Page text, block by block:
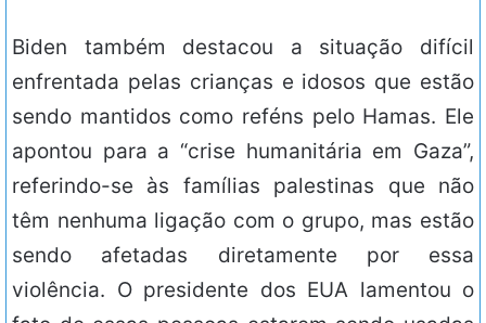
Biden também destacou a situação difícil
enfrentada pelas crianças e idosos que estão
sendo mantidos como reféns pelo Hamas. Ele
apontou para a “crise humanitária em Gaza”,
referindo-se às famílias palestinas que não
têm nenhuma ligação com o grupo, mas estão
sendo afetadas diretamente por essa
violência. O presidente dos EUA lamentou o